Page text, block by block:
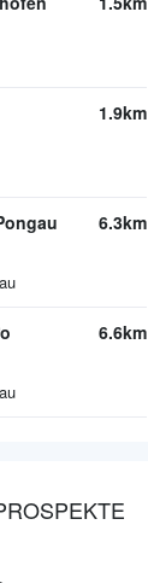
1.9km
6.3km
6.6km